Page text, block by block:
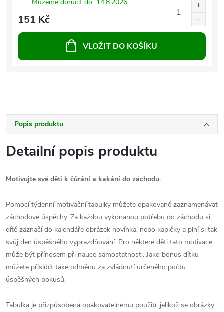
151 Kč
VLOŽIT DO KOŠÍKU
Popis produktu
Detailní popis produktu
Motivujte své děti k čůrání a kakání do záchodu.
Pomocí týdenní motivační tabulky můžete opakovaně zaznamenávat
záchodové úspěchy. Za každou vykonanou potřebu do záchodu si
dítě zaznačí do kalendáře obrázek hovínka, nebo kapičky a plní si tak
svůj den úspěšného vyprazdňování. Pro některé děti tato motivace
může být přínosem při nauce samostatnosti. Jako bonus dítku
můžete přislíbit také odměnu za zvládnutí určeného počtu
úspěšných pokusů.
Tabulka je přizpůsobená opakovatelnému použití, jelikož se obrázky